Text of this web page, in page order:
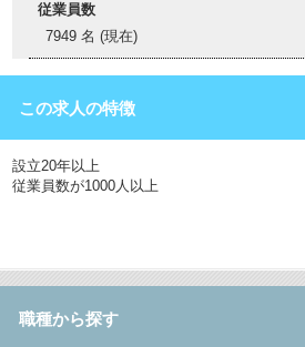
従業員数
7949 名 (現在)
この求人の特徴
設立20年以上
従業員数が1000人以上
職種から探す